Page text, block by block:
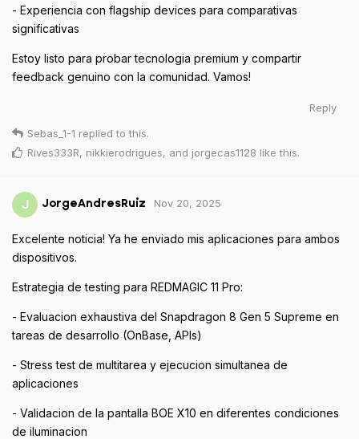
- Experiencia con flagship devices para comparativas
significativas
Estoy listo para probar tecnologia premium y compartir
feedback genuino con la comunidad. Vamos!
Reply
Sebas_1-1 replied to this.
Rives333R, nikkierodrigues, and jorgecas1128 like this.
J JorgeAndresRuiz Nov 20, 2025
Excelente noticia! Ya he enviado mis aplicaciones para ambos
dispositivos.
Estrategia de testing para REDMAGIC 11 Pro:
- Evaluacion exhaustiva del Snapdragon 8 Gen 5 Supreme en
tareas de desarrollo (OnBase, APIs)
- Stress test de multitarea y ejecucion simultanea de
aplicaciones
- Validacion de la pantalla BOE X10 en diferentes condiciones
de iluminacion